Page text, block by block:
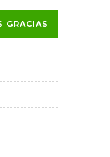
GRACIAS